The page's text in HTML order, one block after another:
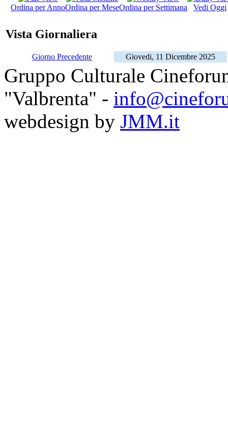
Ordina per AnnoOrdina per MeseOrdina per Settimana Vedi Oggi
Vista Giornaliera
Giorno Precedente Giovedi, 11 Dicembre 2025
Gruppo Culturale
"Valbrenta" -
webdesign by JMM.it